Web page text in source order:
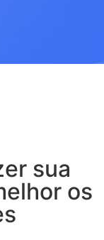
sua
os